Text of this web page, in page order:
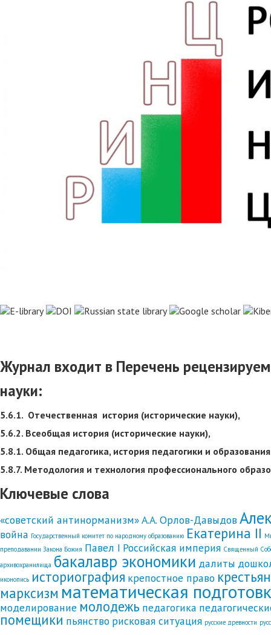
Журнал входит в Перечень
науки:
5.6.1. Отечественная история (исторические науки),
5.6.2. Всеобщая история (исторические науки),
5.8.1. Общая педагогика, история педагогики и
5.8.7. Методология и технология профессионального
Ключевые слова
«советский антинорманизм»А.А. Орлов-Давыдов
война Государственный комитет по народному образованию Екатерина II
преподавании Закона Божия Павел I Российская империя Священный
архивохранилища бакалавр экономики далиты
иконопись историография крепостное право
марксизм математическая
моделирование молодежь педагогика
помещики пьянство рисковая ситуация русские древности